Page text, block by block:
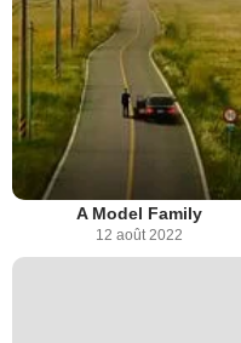
A Model Family
12 août 2022